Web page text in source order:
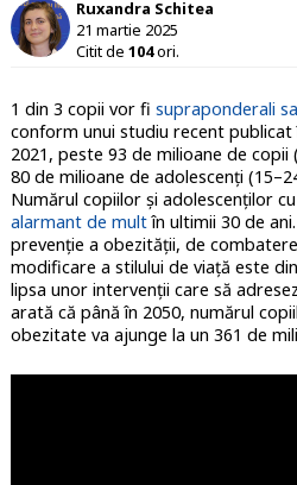
Ruxandra Schitea
21 martie 2025
Citit de 104ori.
1 din 3 copii vor fi supraponderali
conform unui studiu recent publicat
2021, peste 93 de milioane de copii
80 de milioane de adolescenți
Numărul copiilor și adolescenților
alarmant de multîn ultimii 30 de
prevenție a obezității, de
modificare a stilului de viață este
lipsa unor intervenții care să
arată că până în 2050, numărul
obezitate va ajunge la un 361 de